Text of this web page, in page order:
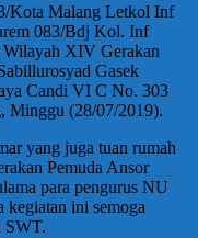
Kota Malang Letkol Inf
083/Bdj Kol. Inf
Wilayah XIV Gerakan
Gasek
Candi VI C No. 303
Minggu (28/07/2019).
yang juga tuan rumah
Pemuda Ansor
para pengurus NU
kegiatan ini semoga
SWT.